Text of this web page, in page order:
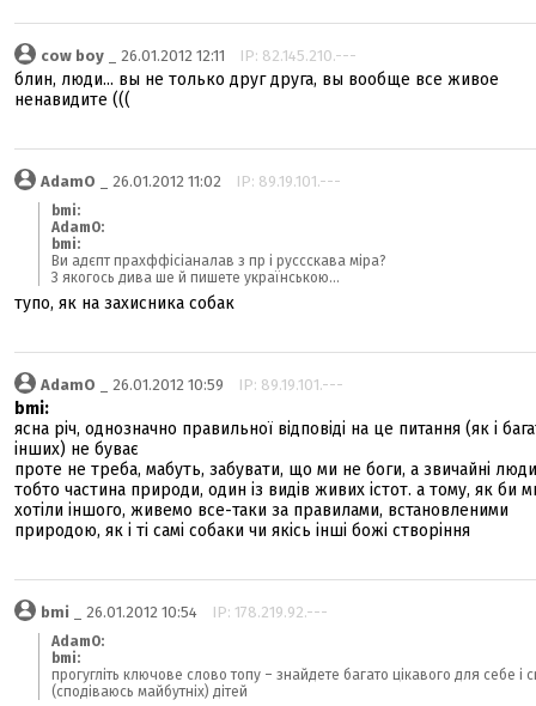
cow boy _ 26.01.2012 12:11 IP: 82.145.210.---
блин, люди... вы не только друг друга, вы вообще все живое
ненавидите (((
AdamO _ 26.01.2012 11:02 IP: 89.19.101.---
bmi:
AdamO:
bmi:
Ви адєпт прахффісіаналав з пр і руссскава міра?
З якогось дива ше й пишете українською...
тупо, як на захисника собак
AdamO _ 26.01.2012 10:59 IP: 89.19.101.---
bmi:
ясна річ, однозначно правильної відповіді на це питання (як і
інших) не буває
проте не треба, мабуть, забувати, що ми не боги, а звичайні
тобто частина природи, один із видів живих істот. а тому, як би
хотіли іншого, живемо все-таки за правилами, встановленими
природою, як і ті самі собаки чи якісь інші божі створіння
bmi _ 26.01.2012 10:54 IP: 178.219.92.---
AdamO:
bmi:
прогугліть ключове слово топу – знайдете багато цікавого для себе і
(сподіваюсь майбутніх) дітей